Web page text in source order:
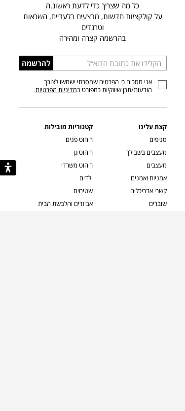
כל מה שצריך כדי לדעת ראשונ.ה
על קולקציות חדשות, מבצעים בלעדיים, השראות
וטרנדים
בהרשמה קצרה ומהירה
הכניסו
כתובת
דוא”ל
להרשמה
אני מסכים כי הפרטים שמסרתי ישמשו לצורך
הודעות/תכן שיווקיות כמפורט במדיניות הפרטיות.
קצת עלינו
סניפים
מעצבים בשבילך
מעצבים
אמניות ואמנים
קשרי אדריכלים
שוברים
קטגוריות מובילות
ריהוט פנים
ריהוט גן
ריהוט משרדי
ילדים
שטיחים
אביזרים והלבשת הבית